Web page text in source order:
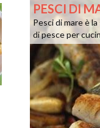
PESCI DI
Pesci di mare è
di pesce per